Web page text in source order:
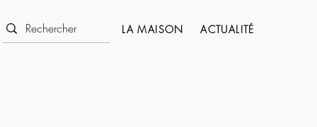
LA MAISON ACTUALITÉ